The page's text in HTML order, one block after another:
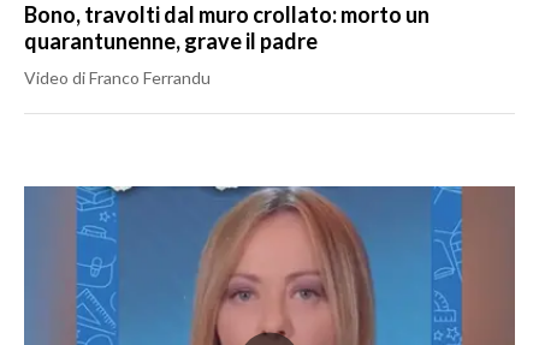
Bono, travolti dal muro crollato: morto un
quarantunenne, grave il padre
Video di Franco Ferrandu